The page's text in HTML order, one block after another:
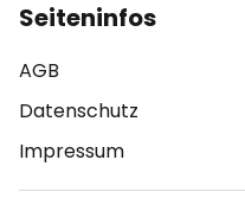
Seiteninfos
AGB
Datenschutz
Impressum